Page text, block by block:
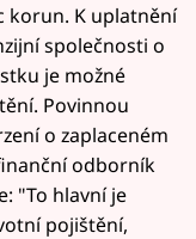
korun. K uplatnění
společnosti o
je možné
Povinnou
o zaplaceném
odborník
"To hlavní je
pojištění,